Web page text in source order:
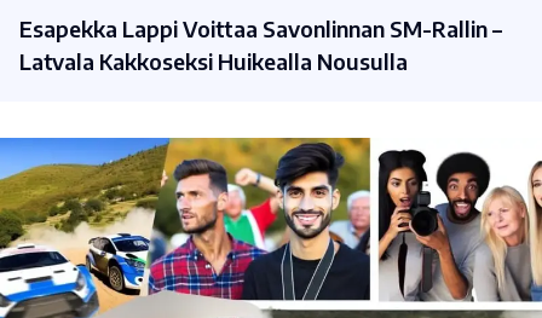
Esapekka Lappi Voittaa Savonlinnan SM-Rallin –
Latvala Kakkoseksi Huikealla Nousulla